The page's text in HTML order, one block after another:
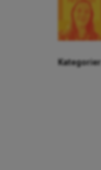
Kategorier: